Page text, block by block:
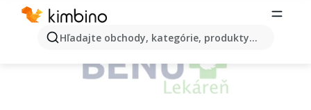
Hľadajte obchody, kategórie, produkty...